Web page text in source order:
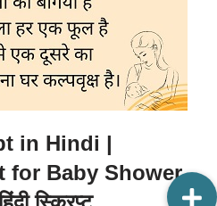
in Hindi |
for Baby Shower